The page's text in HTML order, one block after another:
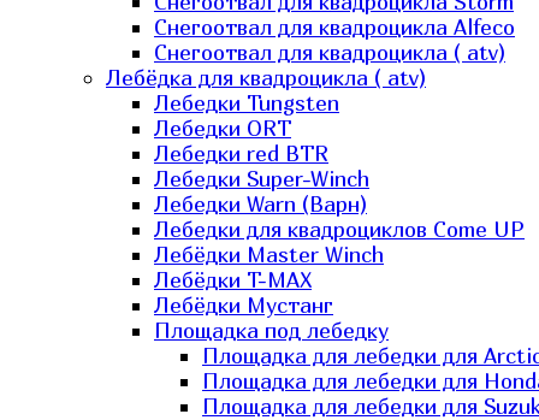
Снегоотвал для квадроцикла Alfeco
Снегоотвал для квадроцикла ( atv)
Лебёдка для квадроцикла ( atv)
Лебедки Tungsten
Лебедки ORT
Лебедки red BTR
Лебедки Super-Winch
Лебедки Warn (Варн)
Лебедки для квадроциклов Come UP
Лебёдки Master Winch
Лебёдки T-MAX
Лебёдки Мустанг
Площадка под лебедку
Площадка для лебедки для
Площадка для лебедки для
Площадка для лебедки для